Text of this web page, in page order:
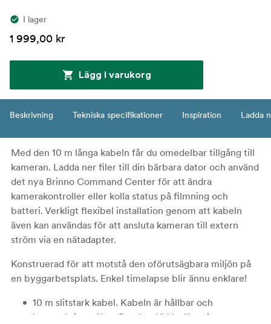
I lager
1 999,00 kr
Lägg i varukorg
Beskrivning Tekniska specifikationer Inspiration Ladda
Med den 10 m långa kabeln får du omedelbar tillgång till
kameran. Ladda ner filer till din bärbara dator och använd
det nya Brinno Command Center för att ändra
kamerakontroller eller kolla status på filmning och
batteri. Verkligt flexibel installation genom att kabeln
även kan användas för att ansluta kameran till extern
ström via en nätadapter.
Konstruerad för att motstå den oförutsägbara miljön på
en byggarbetsplats. Enkel timelapse blir ännu enklare!
10 m slitstark kabel. Kabeln är hållbar och
konstruktionssäker. Den har UV-beläggning samt